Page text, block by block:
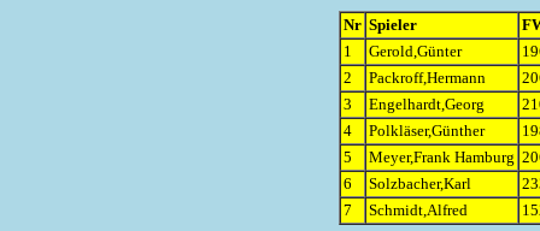
Nr Spieler
1
Gerold,Günter
2
Packroff,Hermann
3
Engelhardt,Georg
4
Polkläser,Günther
5
Meyer,Frank Hamburg
6
Solzbacher,Karl
7
Schmidt,Alfred